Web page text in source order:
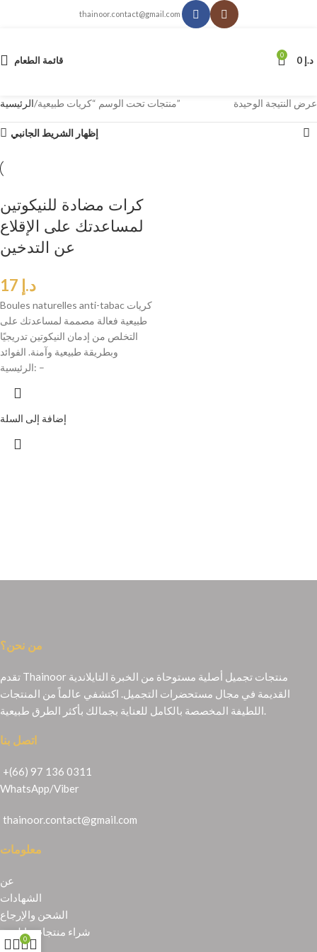
thainoor.contact@gmail.com
قائمة الطعام 0 د.إ
الرئيسية منتجات تحت الوسم “كريات طبيعية” عرض النتيجة الوحيدة
إظهار الشريط الجانبي
كرات مضادة للنيكوتين
لمساعدتك على الإقلاع
عن التدخين
د.إ
Boules naturelles anti-tabac كريات
طبيعية فعالة مصممة لمساعدتك على
التخلص من إدمان النيكوتين تدريجيًا
وبطريقة طبيعية وآمنة. الفوائد
الرئيسية: –
إضافة إلى السلة
من نحن؟
تقدم Thainoor منتجات تجميل أصلية مستوحاة من الخبرة التايلاندية
القديمة في مجال مستحضرات التجميل. اكتشفي عالماً من المنتجات
اللطيفة المخصصة بالكامل للعناية بجمالك بأكثر الطرق طبيعية.
اتصل بنا
+(66) 97 136 0311
WhatsApp/Viber
thainoor.contact@gmail.com
معلومات
عن
الشهادات
الشحن والإرجاع
شراء منتجات تايلندية
0